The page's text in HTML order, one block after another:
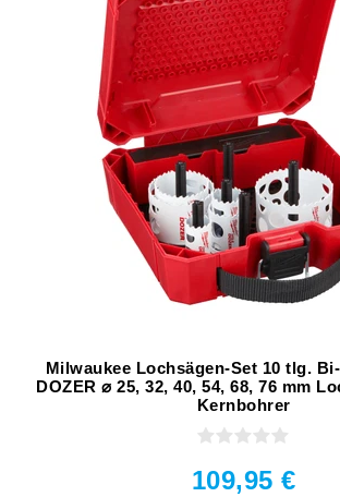
Milwaukee Lochsägen-Set 10 tlg.
DOZER ⌀ 25, 32, 40, 54, 68, 76 mm
Kernbohrer
109,95 €